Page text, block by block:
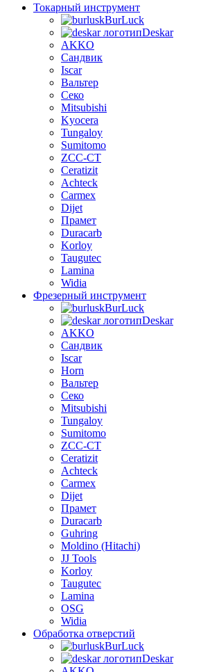
Токарный инструмент
BurLuсk
Deskar
AKKO
Сандвик
Iscar
Вальтер
Секо
Mitsubishi
Kyocera
Tungaloy
Sumitomo
ZCC-CT
Ceratizit
Achteck
Carmex
Dijet
Прамет
Duracarb
Korloy
Taugutec
Lamina
Widia
Фрезерный инструмент
BurLuсk
Deskar
AKKO
Сандвик
Iscar
Horn
Вальтер
Секо
Mitsubishi
Tungaloy
Sumitomo
ZCC-CT
Ceratizit
Achteck
Carmex
Dijet
Прамет
Duracarb
Guhring
Moldino (Hitachi)
JJ Tools
Korloy
Taugutec
Lamina
OSG
Widia
Обработка отверстий
BurLuсk
Deskar